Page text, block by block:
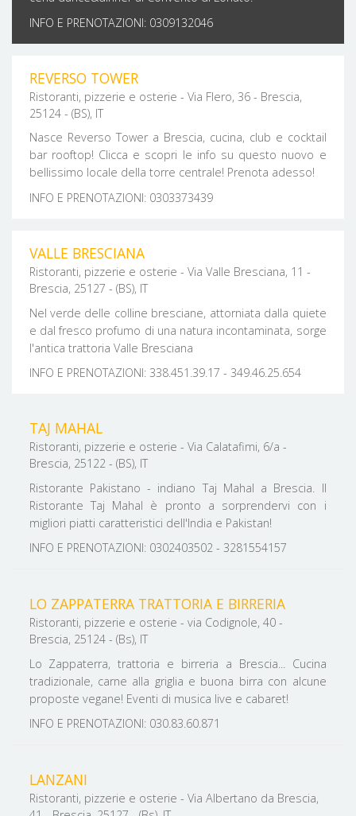
INFO E PRENOTAZIONI: 0309132046
REVERSO TOWER
Ristoranti, pizzerie e osterie - Via Flero, 36 - Brescia,
25124 - (BS), IT
Nasce Reverso Tower a Brescia, cucina, club e cocktail
bar rooftop! Clicca e scopri le info su questo nuovo e
bellissimo locale della torre centrale! Prenota adesso!
INFO E PRENOTAZIONI: 0303373439
VALLE BRESCIANA
Ristoranti, pizzerie e osterie - Via Valle Bresciana, 11 -
Brescia, 25127 - (BS), IT
Nel verde delle colline bresciane, attorniata dalla quiete
e dal fresco profumo di una natura incontaminata, sorge
l'antica trattoria Valle Bresciana
INFO E PRENOTAZIONI: 338.451.39.17 - 349.46.25.654
TAJ MAHAL
Ristoranti, pizzerie e osterie - Via Calatafimi, 6/a -
Brescia, 25122 - (BS), IT
Ristorante Pakistano - indiano Taj Mahal a Brescia. Il
Ristorante Taj Mahal è pronto a sorprendervi con i
migliori piatti caratteristici dell'India e Pakistan!
INFO E PRENOTAZIONI: 0302403502 - 3281554157
LO ZAPPATERRA TRATTORIA E BIRRERIA
Ristoranti, pizzerie e osterie - via Codignole, 40 -
Brescia, 25124 - (Bs), IT
Lo Zappaterra, trattoria e birreria a Brescia... Cucina
tradizionale, carne alla griglia e buona birra con alcune
proposte vegane! Eventi di musica live e cabaret!
INFO E PRENOTAZIONI: 030.83.60.871
LANZANI
Ristoranti, pizzerie e osterie - Via Albertano da Brescia,